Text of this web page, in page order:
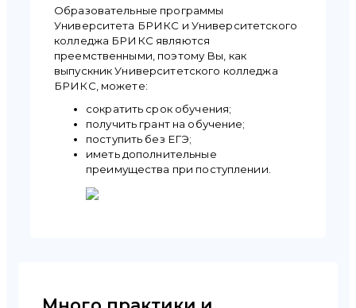
Образовательные программы
Университета БРИКС и Университетского
колледжа БРИКС являются
преемственными, поэтому Вы, как
выпускник Университетского колледжа
БРИКС, можете:
cократить срок обучения;
получить грант на обучение;
поступить без ЕГЭ;
иметь дополнительные
преимущества при поступлении.